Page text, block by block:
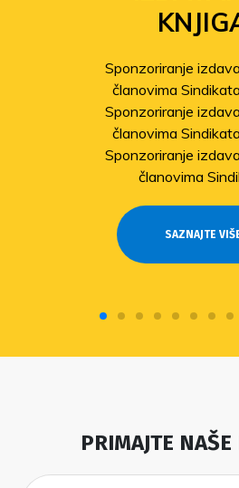
Sponzoriranje
članovima
Sponzoriranje
članovima
Sponzoriranje
članovima
SAZNAJTE
PRIMAJTE